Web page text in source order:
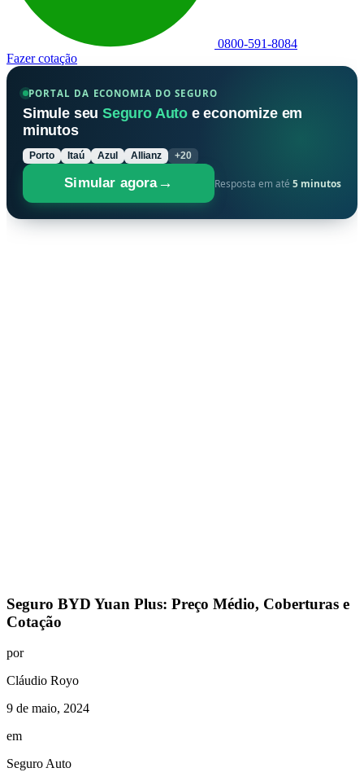
0800-591-8084
Fazer cotação
PORTAL DA ECONOMIA DO SEGURO
Simule seu Seguro Autoe economize em
minutos
Porto Itaú Azul Allianz +20
Simular agora→ Resposta em até 5 minutos
Seguro BYD Yuan Plus: Preço Médio, Coberturas e
Cotação
por
Cláudio Royo
9 de maio, 2024
em
Seguro Auto